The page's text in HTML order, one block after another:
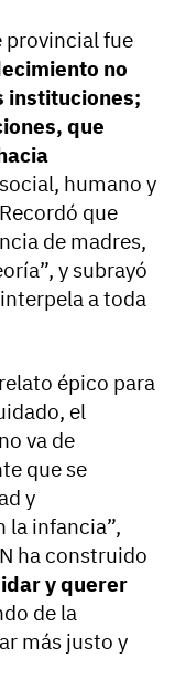
provincial fue
no
instituciones;
que
humano y
que
de madres,
y subrayó
a toda
épico para
el
va de
que se
y
la infancia”,
ha construido
y querer
de la
más justo y